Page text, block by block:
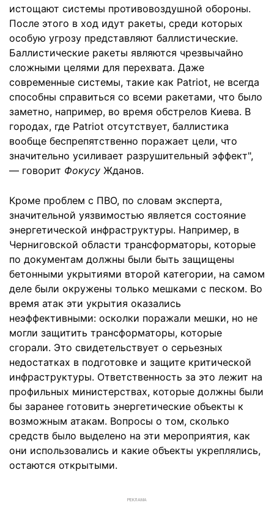
истощают системы противовоздушной обороны.
После этого в ход идут ракеты, среди которых
особую угрозу представляют баллистические.
Баллистические ракеты являются чрезвычайно
сложными целями для перехвата. Даже
современные системы, такие как Patriot, не всегда
способны справиться со всеми ракетами, что было
заметно, например, во время обстрелов Киева. В
городах, где Patriot отсутствует, баллистика
вообще беспрепятственно поражает цели, что
значительно усиливает разрушительный эффект",
— говорит Фокусу Жданов.
Кроме проблем с ПВО, по словам эксперта,
значительной уязвимостью является состояние
энергетической инфраструктуры. Например, в
Черниговской области трансформаторы, которые
по документам должны были быть защищены
бетонными укрытиями второй категории, на самом
деле были окружены только мешками с песком. Во
время атак эти укрытия оказались
неэффективными: осколки поражали мешки, но не
могли защитить трансформаторы, которые
сгорали. Это свидетельствует о серьезных
недостатках в подготовке и защите критической
инфраструктуры. Ответственность за это лежит на
профильных министерствах, которые должны были
бы заранее готовить энергетические объекты к
возможным атакам. Вопросы о том, сколько
средств было выделено на эти мероприятия, как
они использовались и какие объекты укреплялись,
остаются открытыми.
РЕКЛАМА